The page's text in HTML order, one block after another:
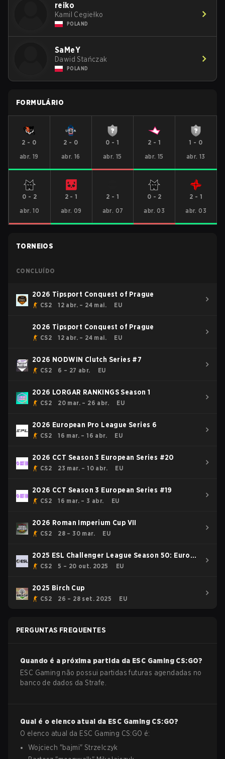
reiko
Kamil Cegiełko
POLAND
SaMeY
Dawid Stańczak
POLAND
FORMULÁRIO
2 - 0
abr. 19
2 - 0
abr. 16
0 -1
abr. 15
2 - 1
abr. 15
1 - 0
abr. 13
0 - 2
abr. 10
2 -1
abr. 09
2 -1
abr. 07
0 - 2
abr. 03
2 - 1
abr. 03
TORNEIOS
CONCLUÍDO
2026 Tipsport Conquest of Prague
CS2 12 abr. – 24 mai. EU
2026 Tipsport Conquest of Prague
CS2 12 abr. – 24 mai. EU
2026 NODWIN Clutch Series #7
CS2 6 – 27 abr. EU
2026 LORGAR RANKINGS Season 1
CS2 20 mar. – 26 abr. EU
2026 European Pro League Series 6
CS2 16 mar. – 16 abr. EU
2026 CCT Season 3 European Series #20
CS2 23 mar. – 10 abr. EU
2026 CCT Season 3 European Series #19
CS2 16 mar. – 3 abr. EU
2026 Roman Imperium Cup VII
CS2 28 – 30 mar. EU
2025 ESL Challenger League Season 50: Europe
- Cup #3
CS2 5 – 20 out. 2025 EU
2025 Birch Cup
CS2 26 – 28 set. 2025 EU
PERGUNTAS FREQUENTES
Quando é a próxima partida da ESC Gaming CS:GO?
ESC Gaming não possui partidas futuras agendadas no
banco de dados da Strafe.
Qual é o elenco atual da ESC Gaming CS:GO?
O elenco atual da ESC Gaming CS:GO é:
Wojciech "bajmi" Strzelczyk